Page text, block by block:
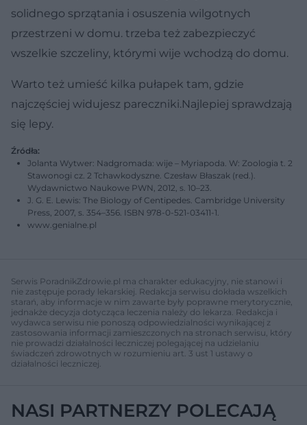
solidnego sprzątania i osuszenia wilgotnych
przestrzeni w domu. trzeba też zabezpieczyć
wszelkie szczeliny, którymi wije wchodzą do domu.
Warto też umieść kilka pułapek tam, gdzie
najczęściej widujesz pareczniki.Najlepiej sprawdzają
się lepy.
Źródła:
Jolanta Wytwer: Nadgromada: wije – Myriapoda. W: Zoologia t. 2
Stawonogi cz. 2 Tchawkodyszne. Czesław Błaszak (red.).
Wydawnictwo Naukowe PWN, 2012, s. 10–23.
J. G. E. Lewis: The Biology of Centipedes. Cambridge University
Press, 2007, s. 354–356. ISBN 978-0-521-03411-1.
www.genialne.pl
Serwis PoradnikZdrowie.pl ma charakter edukacyjny, nie stanowi i
nie zastępuje porady lekarskiej. Redakcja serwisu dokłada wszelkich
starań, aby informacje w nim zawarte były poprawne merytorycznie,
jednakże decyzja dotycząca leczenia należy do lekarza. Redakcja i
wydawca serwisu nie ponoszą odpowiedzialności wynikającej z
zastosowania informacji zamieszczonych na stronach serwisu, który
nie prowadzi działalności leczniczej polegającej na udzielaniu
świadczeń zdrowotnych w rozumieniu art. 3 ust 1 ustawy o
działalności leczniczej.
NASI PARTNERZY POLECAJĄ